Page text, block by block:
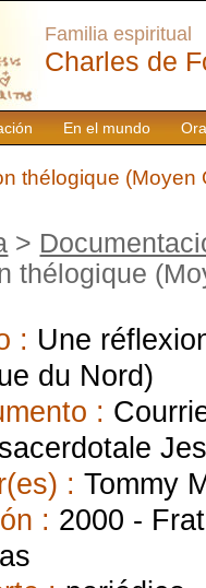
En el mundo
Familia espiritual
Charles de
thélogique (Moyen
>
thélogique
: Une
du Nord)
:
: Tommy
: 2000 -